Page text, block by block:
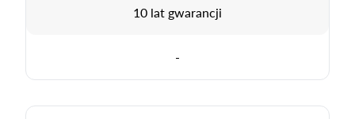
10 lat gwarancji
-